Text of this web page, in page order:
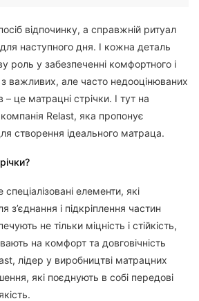
відпочинку, а справжній ритуал
для наступного дня. І кожна деталь
роль у забезпеченні комфортного і
важливих, але часто недооцінюваних
– це матрацні стрічки. І тут на
Relast, яка пропонує
створення ідеального матраца.
елементи, які
з’єднання і підкріплення частин
не тільки міцність і стійкість,
на комфорт та довговічність
лідер у виробництві матрацних
які поєднують в собі передові